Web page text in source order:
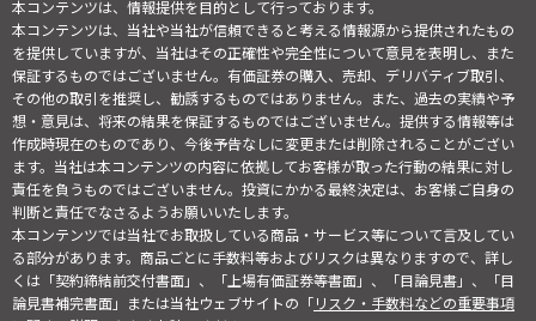
本コンテンツは、情報提供を目的として行っております。
本コンテンツは、当社や当社が信頼できると考える情報源から提供されたもの
を提供していますが、当社はその正確性や完全性について意見を表明し、また
保証するものではございません。有価証券の購入、売却、デリバティブ取引、
その他の取引を推奨し、勧誘するものではありません。また、過去の実績や予
想・意見は、将来の結果を保証するものではございません。提供する情報等は
作成時現在のものであり、今後予告なしに変更または削除されることがござい
ます。当社は本コンテンツの内容に依拠してお客様が取った行動の結果に対し
責任を負うものではございません。投資にかかる最終決定は、お客様ご自身の
判断と責任でなさるようお願いいたします。
本コンテンツでは当社でお取扱している商品・サービス等について言及してい
る部分があります。商品ごとに手数料等およびリスクは異なりますので、詳し
くは「契約締結前交付書面」、「上場有価証券等書面」、「目論見書」、「目
論見書補完書面」または当社ウェブサイトの「リスク・手数料などの重要事項